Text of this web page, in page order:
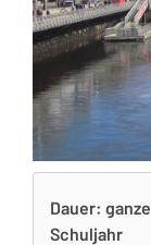
Dauer:
Schuljahr